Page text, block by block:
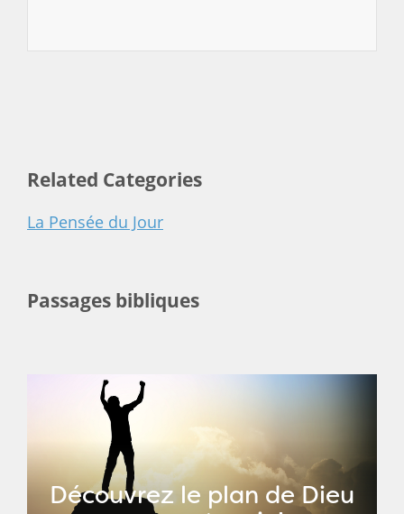
Related Categories
La Pensée du Jour
Passages bibliques
Découvrez le plan de Dieu